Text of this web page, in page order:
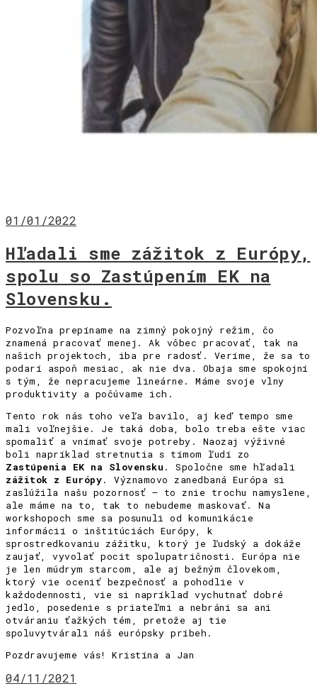
01/01/2022
Hľadali sme zážitok z Európy,
spolu so Zastúpením EK na
Slovensku.
Pozvoľna prepíname na zimný pokojný režim, čo
znamená pracovať menej. Ak vôbec pracovať, tak na
našich projektoch, iba pre radosť. Veríme, že sa to
podarí aspoň mesiac, ak nie dva. Obaja sme spokojní
s tým, že nepracujeme lineárne. Máme svoje vlny
produktivity a počúvame ich.
Tento rok nás toho veľa bavilo, aj keď tempo sme
mali voľnejšie. Je taká doba, bolo treba ešte viac
spomaliť a vnímať svoje potreby. Naozaj výživné
boli napríklad stretnutia s tímom ľudí zo
Zastúpenia EK na Slovensku . Spoločne sme hľadali
zážitok z Európy. Významovo zanedbaná Európa si
zaslúžila našu pozornosť – to znie trochu namyslene,
ale máme na to, tak to nebudeme maskovať. Na
workshopoch sme sa posunuli od komunikácie
informácií o inštitúciách Európy, k
sprostredkovaniu zážitku, ktorý je ľudský a dokáže
zaujať, vyvolať pocit spolupatričnosti. Európa nie
je len múdrym starcom, ale aj bežným človekom,
ktorý vie oceniť bezpečnosť a pohodlie v
každodennosti, vie si napríklad vychutnať dobré
jedlo, posedenie s priateľmi a nebráni sa ani
otváraniu ťažkých tém, pretože aj tie
spoluvytvárali náš európsky príbeh.
Pozdravujeme vás! Kristína a Jan
04/11/2021